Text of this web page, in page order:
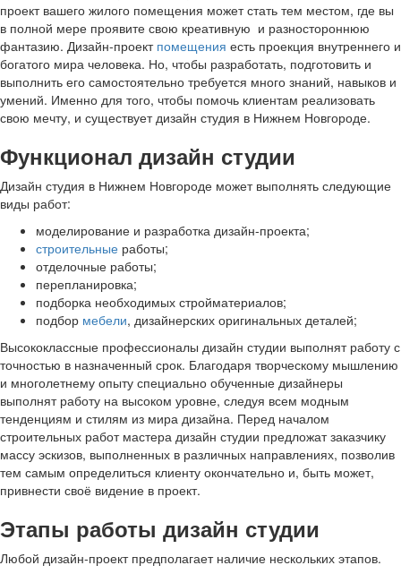
проект вашего жилого помещения может стать тем местом, где вы
в полной мере проявите свою креативную и разностороннюю
фантазию. Дизайн-проект помещения есть проекция внутреннего и
богатого мира человека. Но, чтобы разработать, подготовить и
выполнить его самостоятельно требуется много знаний, навыков и
умений. Именно для того, чтобы помочь клиентам реализовать
свою мечту, и существует дизайн студия в Нижнем Новгороде.
Функционал дизайн студии
Дизайн студия в Нижнем Новгороде может выполнять следующие
виды работ:
моделирование и разработка дизайн-проекта;
строительные работы;
отделочные работы;
перепланировка;
подборка необходимых стройматериалов;
подбор мебели, дизайнерских оригинальных деталей;
Высококлассные профессионалы дизайн студии выполнят работу с
точностью в назначенный срок. Благодаря творческому мышлению
и многолетнему опыту специально обученные дизайнеры
выполнят работу на высоком уровне, следуя всем модным
тенденциям и стилям из мира дизайна. Перед началом
строительных работ мастера дизайн студии предложат заказчику
массу эскизов, выполненных в различных направлениях, позволив
тем самым определиться клиенту окончательно и, быть может,
привнести своё видение в проект.
Этапы работы дизайн студии
Любой дизайн-проект предполагает наличие нескольких этапов.